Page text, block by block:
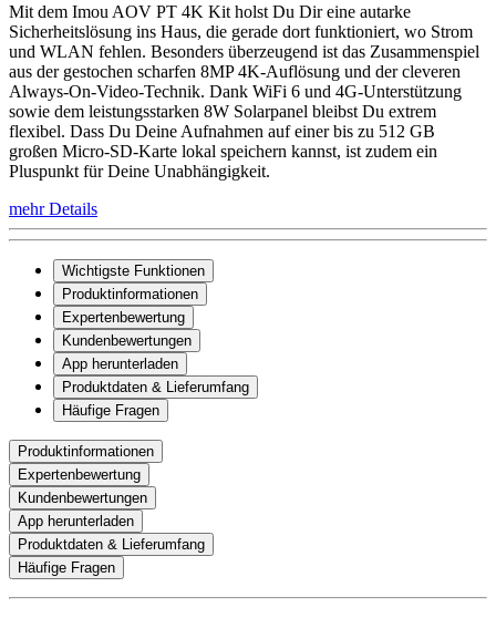
Mit dem Imou AOV PT 4K Kit holst Du Dir eine autarke
Sicherheitslösung ins Haus, die gerade dort funktioniert, wo Strom
und WLAN fehlen. Besonders überzeugend ist das Zusammenspiel
aus der gestochen scharfen 8MP 4K-Auflösung und der cleveren
Always-On-Video-Technik. Dank WiFi 6 und 4G-Unterstützung
sowie dem leistungsstarken 8W Solarpanel bleibst Du extrem
flexibel. Dass Du Deine Aufnahmen auf einer bis zu 512 GB
großen Micro-SD-Karte lokal speichern kannst, ist zudem ein
Pluspunkt für Deine Unabhängigkeit.
mehr Details
Wichtigste Funktionen
Produktinformationen
Expertenbewertung
Kundenbewertungen
App herunterladen
Produktdaten & Lieferumfang
Häufige Fragen
Produktinformationen
Expertenbewertung
Kundenbewertungen
App herunterladen
Produktdaten & Lieferumfang
Häufige Fragen